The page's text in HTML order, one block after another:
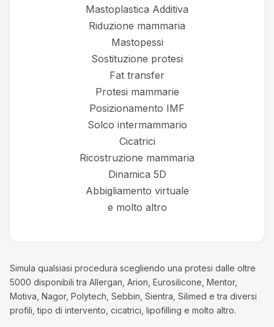
Mastoplastica Additiva
Riduzione mammaria
Mastopessi
Sostituzione protesi
Fat transfer
Protesi mammarie
Posizionamento IMF
Solco intermammario
Cicatrici
Ricostruzione mammaria
Dinamica 5D
Abbigliamento virtuale
e molto altro
Simula qualsiasi procedura scegliendo una protesi dalle oltre
5000 disponibili tra Allergan, Arion, Eurosilicone, Mentor,
Motiva, Nagor, Polytech, Sebbin, Sientra, Silimed e tra diversi
profili, tipo di intervento, cicatrici, lipofilling e molto altro.